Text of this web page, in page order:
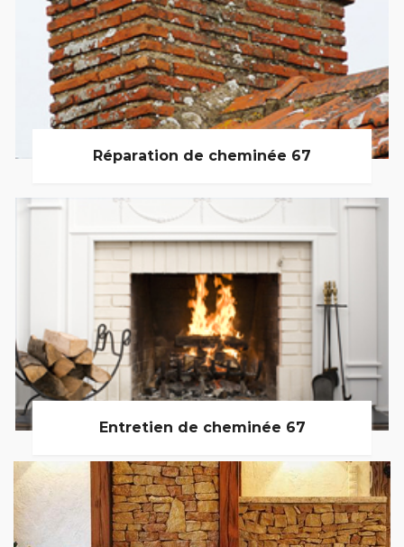
Réparation de cheminée 67
Entretien de cheminée 67